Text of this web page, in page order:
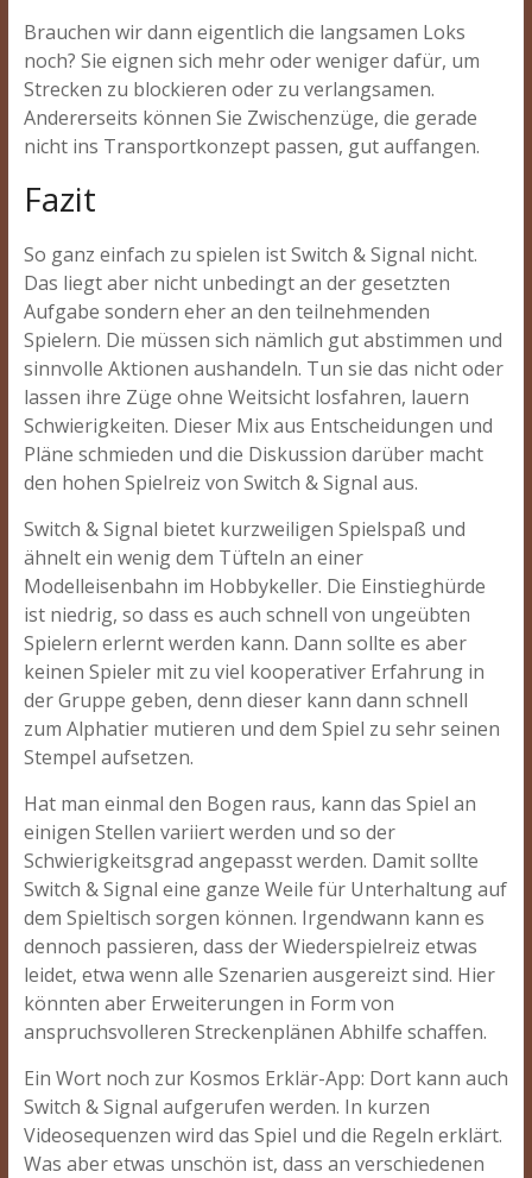
Brauchen wir dann eigentlich die langsamen Loks
noch? Sie eignen sich mehr oder weniger dafür, um
Strecken zu blockieren oder zu verlangsamen.
Andererseits können Sie Zwischenzüge, die gerade
nicht ins Transportkonzept passen, gut auffangen.
Fazit
So ganz einfach zu spielen ist Switch & Signal nicht.
Das liegt aber nicht unbedingt an der gesetzten
Aufgabe sondern eher an den teilnehmenden
Spielern. Die müssen sich nämlich gut abstimmen und
sinnvolle Aktionen aushandeln. Tun sie das nicht oder
lassen ihre Züge ohne Weitsicht losfahren, lauern
Schwierigkeiten. Dieser Mix aus Entscheidungen und
Pläne schmieden und die Diskussion darüber macht
den hohen Spielreiz von Switch & Signal aus.
Switch & Signal bietet kurzweiligen Spielspaß und
ähnelt ein wenig dem Tüfteln an einer
Modelleisenbahn im Hobbykeller. Die Einstieghürde
ist niedrig, so dass es auch schnell von ungeübten
Spielern erlernt werden kann. Dann sollte es aber
keinen Spieler mit zu viel kooperativer Erfahrung in
der Gruppe geben, denn dieser kann dann schnell
zum Alphatier mutieren und dem Spiel zu sehr seinen
Stempel aufsetzen.
Hat man einmal den Bogen raus, kann das Spiel an
einigen Stellen variiert werden und so der
Schwierigkeitsgrad angepasst werden. Damit sollte
Switch & Signal eine ganze Weile für Unterhaltung auf
dem Spieltisch sorgen können. Irgendwann kann es
dennoch passieren, dass der Wiederspielreiz etwas
leidet, etwa wenn alle Szenarien ausgereizt sind. Hier
könnten aber Erweiterungen in Form von
anspruchsvolleren Streckenplänen Abhilfe schaffen.
Ein Wort noch zur Kosmos Erklär-App: Dort kann auch
Switch & Signal aufgerufen werden. In kurzen
Videosequenzen wird das Spiel und die Regeln erklärt.
Was aber etwas unschön ist, dass an verschiedenen